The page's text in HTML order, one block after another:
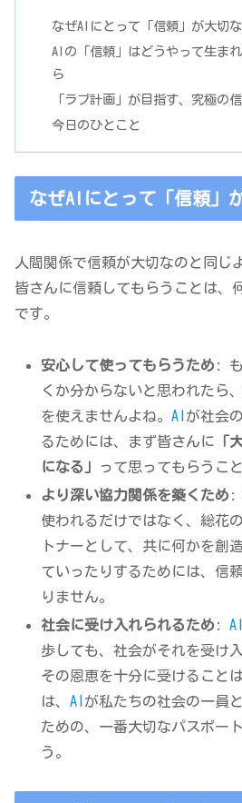
なぜAIにとって「信頼」が大切
AIの「信頼」はどうやって生ま
ら
「ラブ計画」が目指す、究極の
今日のひとこと
なぜAIにとって「信頼」
人間関係で信頼が大切なのと同じ
皆さんに信頼してもらうことは、
です。
安心して使ってもらうため :
くか分からないと思われたら
を使えませんよね。AI が社会
るためには、まず皆さんに 「
になる」
って思ってもらうこ
より深い協力関係を築くため :
使われるだけではなく、総花
トナーとして、共に何かを創
ていったりするためには、信
りません。
社会に受け入れられるため :AI
歩しても、社会がそれを受け
その恩恵を十分に受けること
は、AI が私たちの社会の一員
ための、一番大切なパスポー
う。